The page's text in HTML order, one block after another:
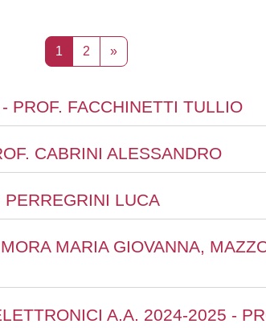
1 Página 1
2Página 2
»Siguiente página
PROF. FACCHINETTI TULLIO
CABRINI ALESSANDRO
PERREGRINI LUCA
MARIA GIOVANNA,
A.A. 2024-2025 -